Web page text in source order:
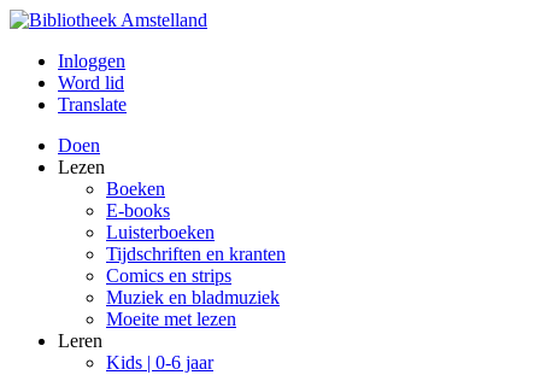
Inloggen
Word lid
Translate
Doen
Lezen
Boeken
E-books
Luisterboeken
Tijdschriften en kranten
Comics en strips
Muziek en bladmuziek
Moeite met lezen
Leren
Kids | 0-6 jaar